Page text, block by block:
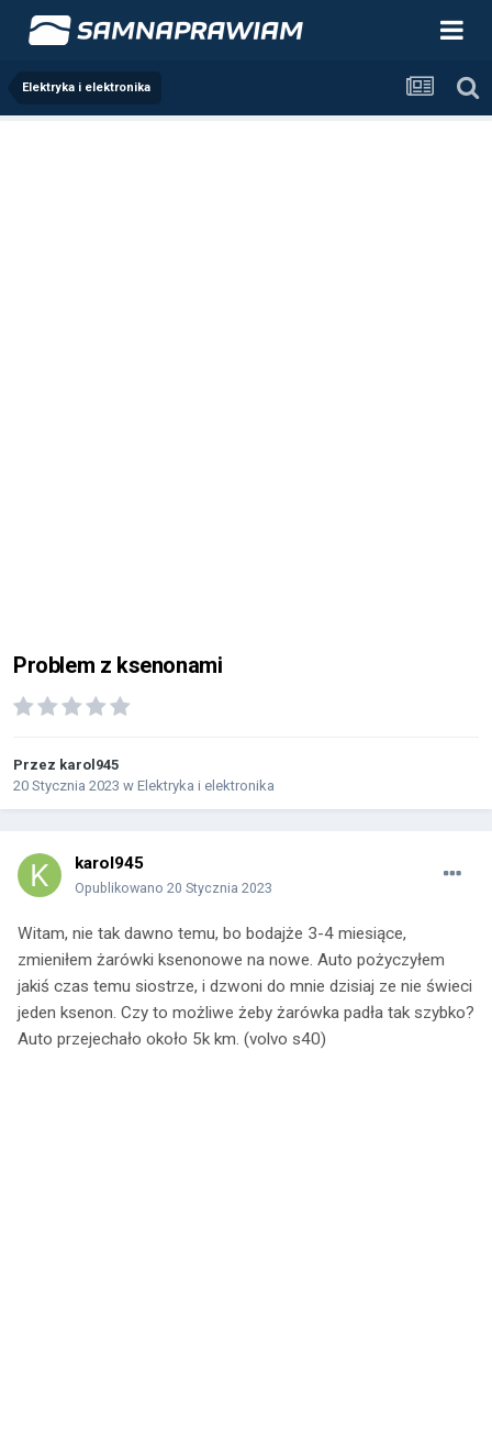
Elektryka i elektronika
Problem z ksenonami
Przez karol945
20 Stycznia 2023 w Elektryka i elektronika
karol945
Opublikowano 20 Stycznia 2023
Witam, nie tak dawno temu, bo bodajże 3-4 miesiące,
zmieniłem żarówki ksenonowe na nowe. Auto pożyczyłem
jakiś czas temu siostrze, i dzwoni do mnie dzisiaj ze nie świeci
jeden ksenon. Czy to możliwe żeby żarówka padła tak szybko?
Auto przejechało około 5k km. (volvo s40)